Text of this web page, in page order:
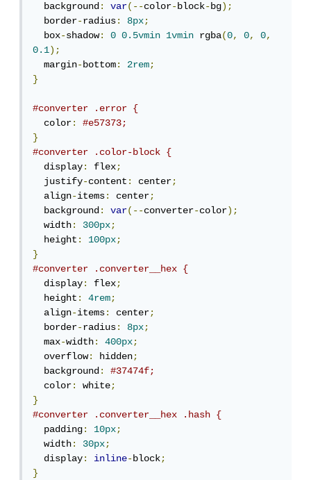
  background
: var(--color-block-bg);
  border
-radius: 8px;
  box
-shadow: 0 0.5vmin 1vmin rgba(0, 0, 0,
0.1);
  margin
-bottom: 2rem;
}
#converter .error {
  color
:
#e57373;
}
#converter .color-block {
  display
: flex;
  justify
-content: center;
  align
-items: center;
  background
: var(--converter-color);
  width
: 300px;
  height
: 100px;
}
#converter .converter__hex {
  display
: flex;
  height
: 4rem;
  align
-items: center;
  border
-radius: 8px;
  max
-width: 400px;
  overflow
: hidden;
  background
:
#37474f;
  color
: white;
}
#converter .converter__hex .hash {
  padding
: 10px;
  width
: 30px;
  display
: inline-block;
}